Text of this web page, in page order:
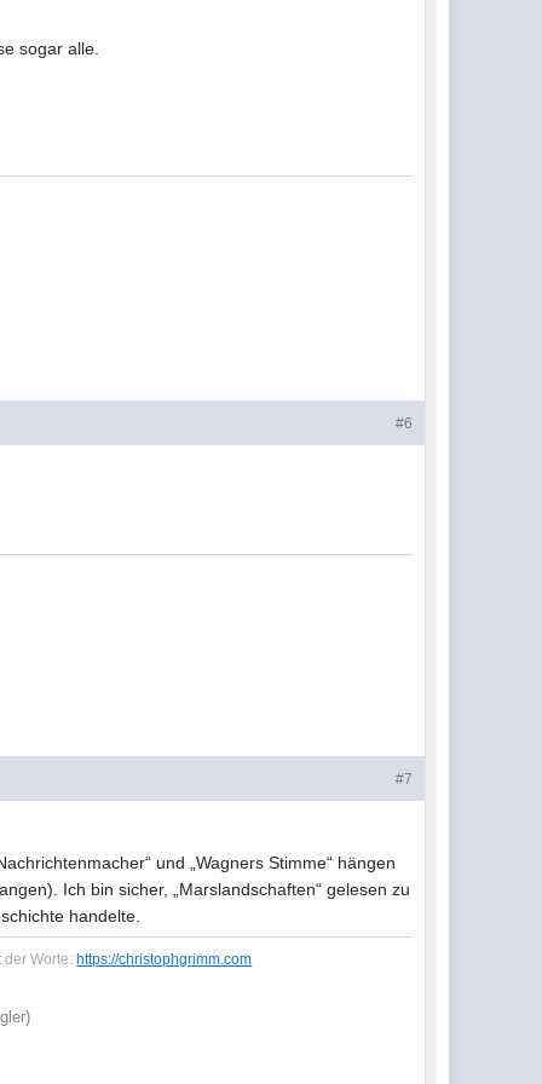
sogar alle.
#6
#7
und „Wagners Stimme“ hängen
Ich bin sicher, „Marslandschaften“ gelesen zu
handelte.
der Worte: https://christophgrimm.com